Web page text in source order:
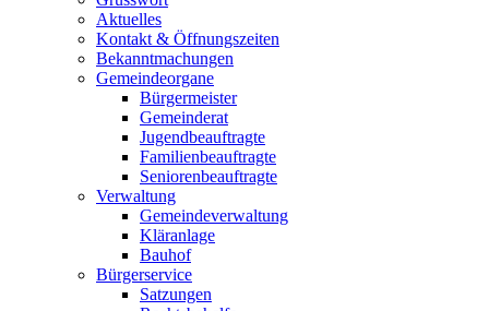
Aktuelles
Kontakt & Öffnungszeiten
Bekanntmachungen
Gemeindeorgane
Bürgermeister
Gemeinderat
Jugendbeauftragte
Familienbeauftragte
Seniorenbeauftragte
Verwaltung
Gemeindeverwaltung
Kläranlage
Bauhof
Bürgerservice
Satzungen